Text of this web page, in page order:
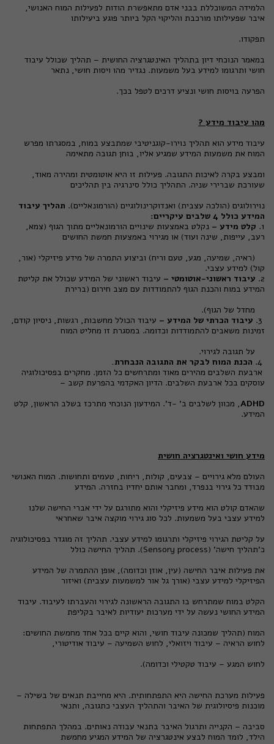
הלמידה המשוכללת בבני אדם מתאפשרת הודות לפעילות המוח האנושי,
איבר שפעילותו מורכבת והליקוי הקל ביותר פוגע ביעילותו
תפקודו.
במאמר הנוכחי דיון בתהליך האינטגרציה החושית – תהליך שכולל עיבוד
חושי ותרגומו למידע בעל משמעות. נגדיר מהו ויסות חושי, נתאר
הפרעה בויסות חושי ונציע דרכים לטפל בכך.
מהו עיבוד מידע ?
עיבוד מידע הוא תהליך נוירו-קוגניטיבי שמתבצע במוח, במסגרתו מפרש
המוח את משמעות המידע שמגיע אליו, בוחן תגובה מתאימה
ומבצע בקרה לאיכות התגובה. פעילות זו היא אוטומטית ומהירה מאוד,
שעורכת שברירי שניה. התהליך כולל סינרגיה בין תהליכים
נוירולוגים (הולכה עצבית) ואנדוקרינולוגיים (הורמונאליים). תהליך עיבוד
המידע כולל 4 שלבים עיקריים:
1. קלט מידע – נקלט באמצעות שינויים הורמונאליים מתוך הגוף (צמא,
רעב, עייפות, שינה ועוד) או מגירוי באמצעות חמשת החושים
(ראיה, שמיעה, מגע, טעם וריח) וביצוע התמרה של מידע פיזיקלי (אור,
קול) למידע עצבי.
2. עיבוד ראשוני-אוטומטי – עיבוד ראשוני של המידע שכולל את קליטת
המידע במוח והכנת הגוף להתמודדות עם מצב חירום (ברירת
מחדל של הגוף).
3. עיבוד הכרתי של המידע – עיבוד הכולל מחשבות, רגשות, ניסיון קודם,
זמינות משאבים להתמודדות וכדומה. במסגרת זו מחליט המוח
על תגובה לגירוי.
4. הכנת המוח לבקר את התגובה הנבחרת.
ארבעת השלבים מהירים מאוד ומתרחשים כל הזמן. מחקרים בפסיכולוגיה
עוסקים בכל ארבעת השלבים. הדיון האקדמי בהפרעת קשב –
ADHD, מכוון לשלבים ב' -ד'. המידעון הנוכחי מתרכז בשלב הראשון, קלט
המידע.
מידע חושי ואינטגרציה חושית
העולם מלא גירויים – צבעים, קולות, ריחות, טעמים ותחושות. המוח האנושי
מבודד כל גירוי בנפרד, ומחבר אותם יחדיו בחזרה. המידע
שהאדם קולט הוא מידע פיזיקלי והוא מתורגם על ידי אברי החישה שלנו
למידע עצבי בעל משמעות. לכל סוג גירוי מוקצה איבר שאחראי
על קליטת הגירוי פיזיקלי ותרגומו למידע עצבי. תהליך זה מוגדר בפסיכולוגיה
כ'תהליך חישה' (Sensory process). תהליך החישה כולל
את פעילות איבר החישה (עין, אוזן וכדומה), אופן ההתמרה של המידע
הפיזיקלי למידע עצבי (אורך גל אור למשמעות עצבית) ואיזור
הקלט במוח שמתרחש בו התגובה הראשונה לגירוי והעברתו לעיבוד. עיבוד
המידע החושי נעשה על ידי מערכות יעודיות לאיבר בקליפת
המוח (תהליך שמכונה עיבוד חושי, והוא קיים בכל אחד מחמשת החושים:
לחוש הראיה – עיבוד ויזואלי, לחוש השמיעה – עיבוד אודיטורי,
לחוש המגע – עיבוד טקטילי וכדומה).
פעילות מערכת החישה היא התפתחותית. היא מחייבת תנאים של בשילה –
מוכנות פיסיולוגית של האיבר והתהליך העצבי כתגובה, ותנאי
סביבה – הקנייה ותרגול האיבר בתנאי עבודה נאותים. במהלך התפתחות
הילד, לומד המוח לבצע אינטגרציה של המידע המגיע מחמשת